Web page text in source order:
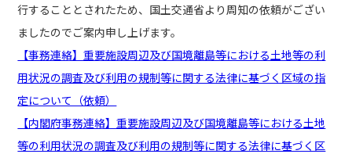
行することとされたため、国土交通省より周知の依頼がござい
ましたのでご案内申し上げます。
【事務連絡】重要施設周辺及び国境離島等における土地等の利
用状況の調査及び利用の規制等に関する法律に基づく区域の指
定について（依頼）
【内閣府事務連絡】重要施設周辺及び国境離島等における土地
等の利用状況の調査及び利用の規制等に関する法律に基づく区